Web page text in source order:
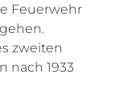
Feuerwehr
zweiten
nach 1933